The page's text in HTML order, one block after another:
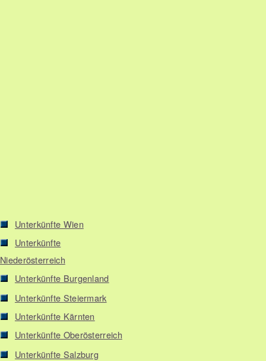
Unterkünfte Wien
Unterkünfte
Niederösterreich
Unterkünfte Burgenland
Unterkünfte Steiermark
Unterkünfte Kärnten
Unterkünfte Oberösterreich
Unterkünfte Salzburg